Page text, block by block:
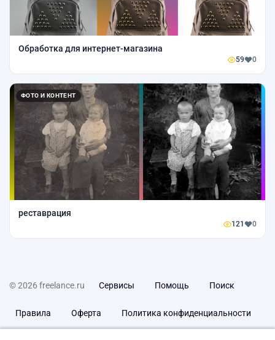
Обработка для интернет-магазина
59 0
ФОТО И КОНТЕНТ
реставрация
121 0
© 2026 freelance.ru Сервисы Помощь Поиск
Правила Оферта Политика конфиденциальности